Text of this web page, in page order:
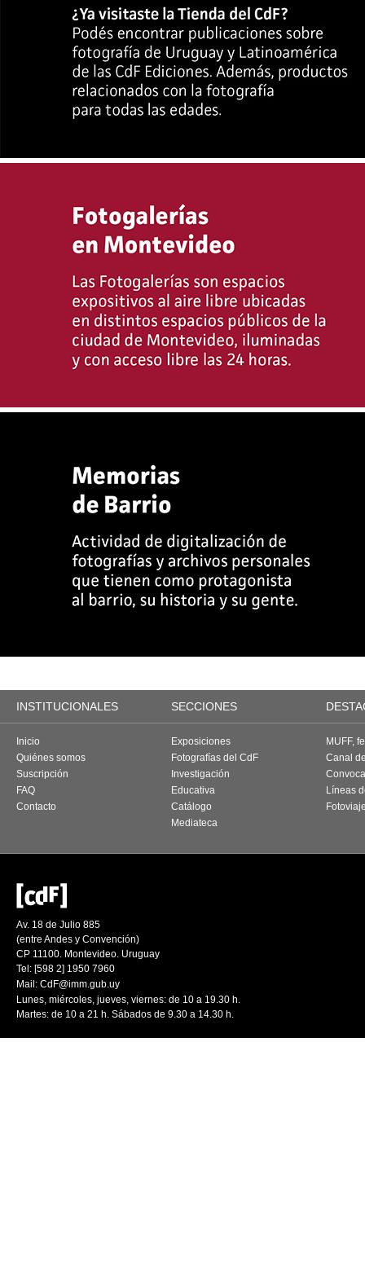
INSTITUCIONALES SECCIONES
Inicio
Quiénes somos
Suscripción
FAQ
Contacto
Exposiciones
Fotografías del CdF
Investigación
Educativa
Catálogo
Mediateca
MUFF,
Canal
Líneas
Av. 18 de Julio 885
(entre Andes y Convención)
CP 11100. Montevideo. Uruguay
Tel: [598 2] 1950 7960
Mail: CdF@imm.gub.uy
Lunes, miércoles, jueves, viernes: de 10 a 19.30 h.
Martes: de 10 a 21 h. Sábados de 9.30 a 14.30 h.